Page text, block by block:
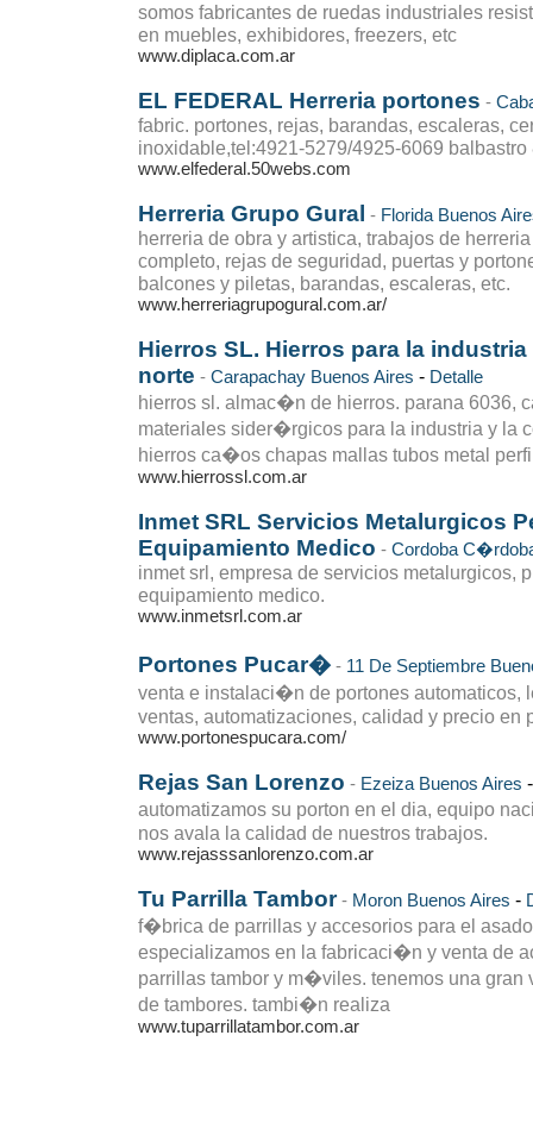
somos fabricantes de ruedas industriales
en muebles, exhibidores, freezers, etc
www.diplaca.com.ar
EL FEDERAL Herreria portones -
fabric. portones, rejas, barandas, escaleras,
inoxidable,tel:4921-5279/4925-6069
www.elfederal.50webs.com
Herreria Grupo Gural - Florida Buenos
herreria de obra y artistica, trabajos de
completo, rejas de seguridad, puertas y
balcones y piletas, barandas, escaleras, etc.
www.herreriagrupogural.com.ar/
Hierros SL. Hierros para la
norte - Carapachay Buenos Aires - Detalle
hierros sl. almac�n de hierros. parana 6036,
materiales sider�rgicos para la industria y la
hierros ca�os chapas mallas tubos metal
www.hierrossl.com.ar
Inmet SRL Servicios Metalurgicos
Equipamiento Medico - Cordoba
inmet srl, empresa de servicios metalurgicos,
equipamiento medico.
www.inmetsrl.com.ar
Portones Pucar� - 11 De Septiembre
venta e instalaci�n de portones automaticos,
ventas, automatizaciones, calidad y precio en
www.portonespucara.com/
Rejas San Lorenzo - Ezeiza Buenos Aires
automatizamos su porton en el dia, equipo
nos avala la calidad de nuestros trabajos.
www.rejasssanlorenzo.com.ar
Tu Parrilla Tambor - Moron Buenos Aires -
f�brica de parrillas y accesorios para el
especializamos en la fabricaci�n y venta de
parrillas tambor y m�viles. tenemos una
de tambores. tambi�n realiza
www.tuparrillatambor.com.ar